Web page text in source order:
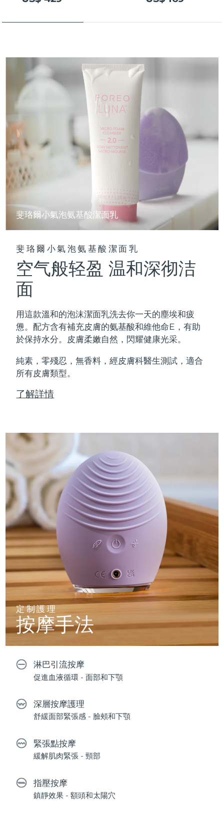
斐珞爾小氣泡氨基酸潔面乳
斐珞爾小氣泡氨基酸潔面乳
空气般轻盈 温和深彻洁
面
用這款溫和的泡沫潔面乳洗去你一天的塵埃和疲
憊。配方含有補充皮膚的氨基酸和維他命E，有助
於保持水分。皮膚柔嫩自然，閃耀健康光采。
純素，零殘忍，無香料，經皮膚科醫生測試，適合
所有皮膚類型。
了解詳情
定制護理
按摩手法
淋巴引流按摩
促進血液循環 - 面部和下顎
深層按摩護理
舒緩面部緊張感 - 臉頰和下顎
緊張點按摩
緩解肌肉緊張 - 頸部
指壓按摩
鎮靜效果 - 額頭和太陽穴